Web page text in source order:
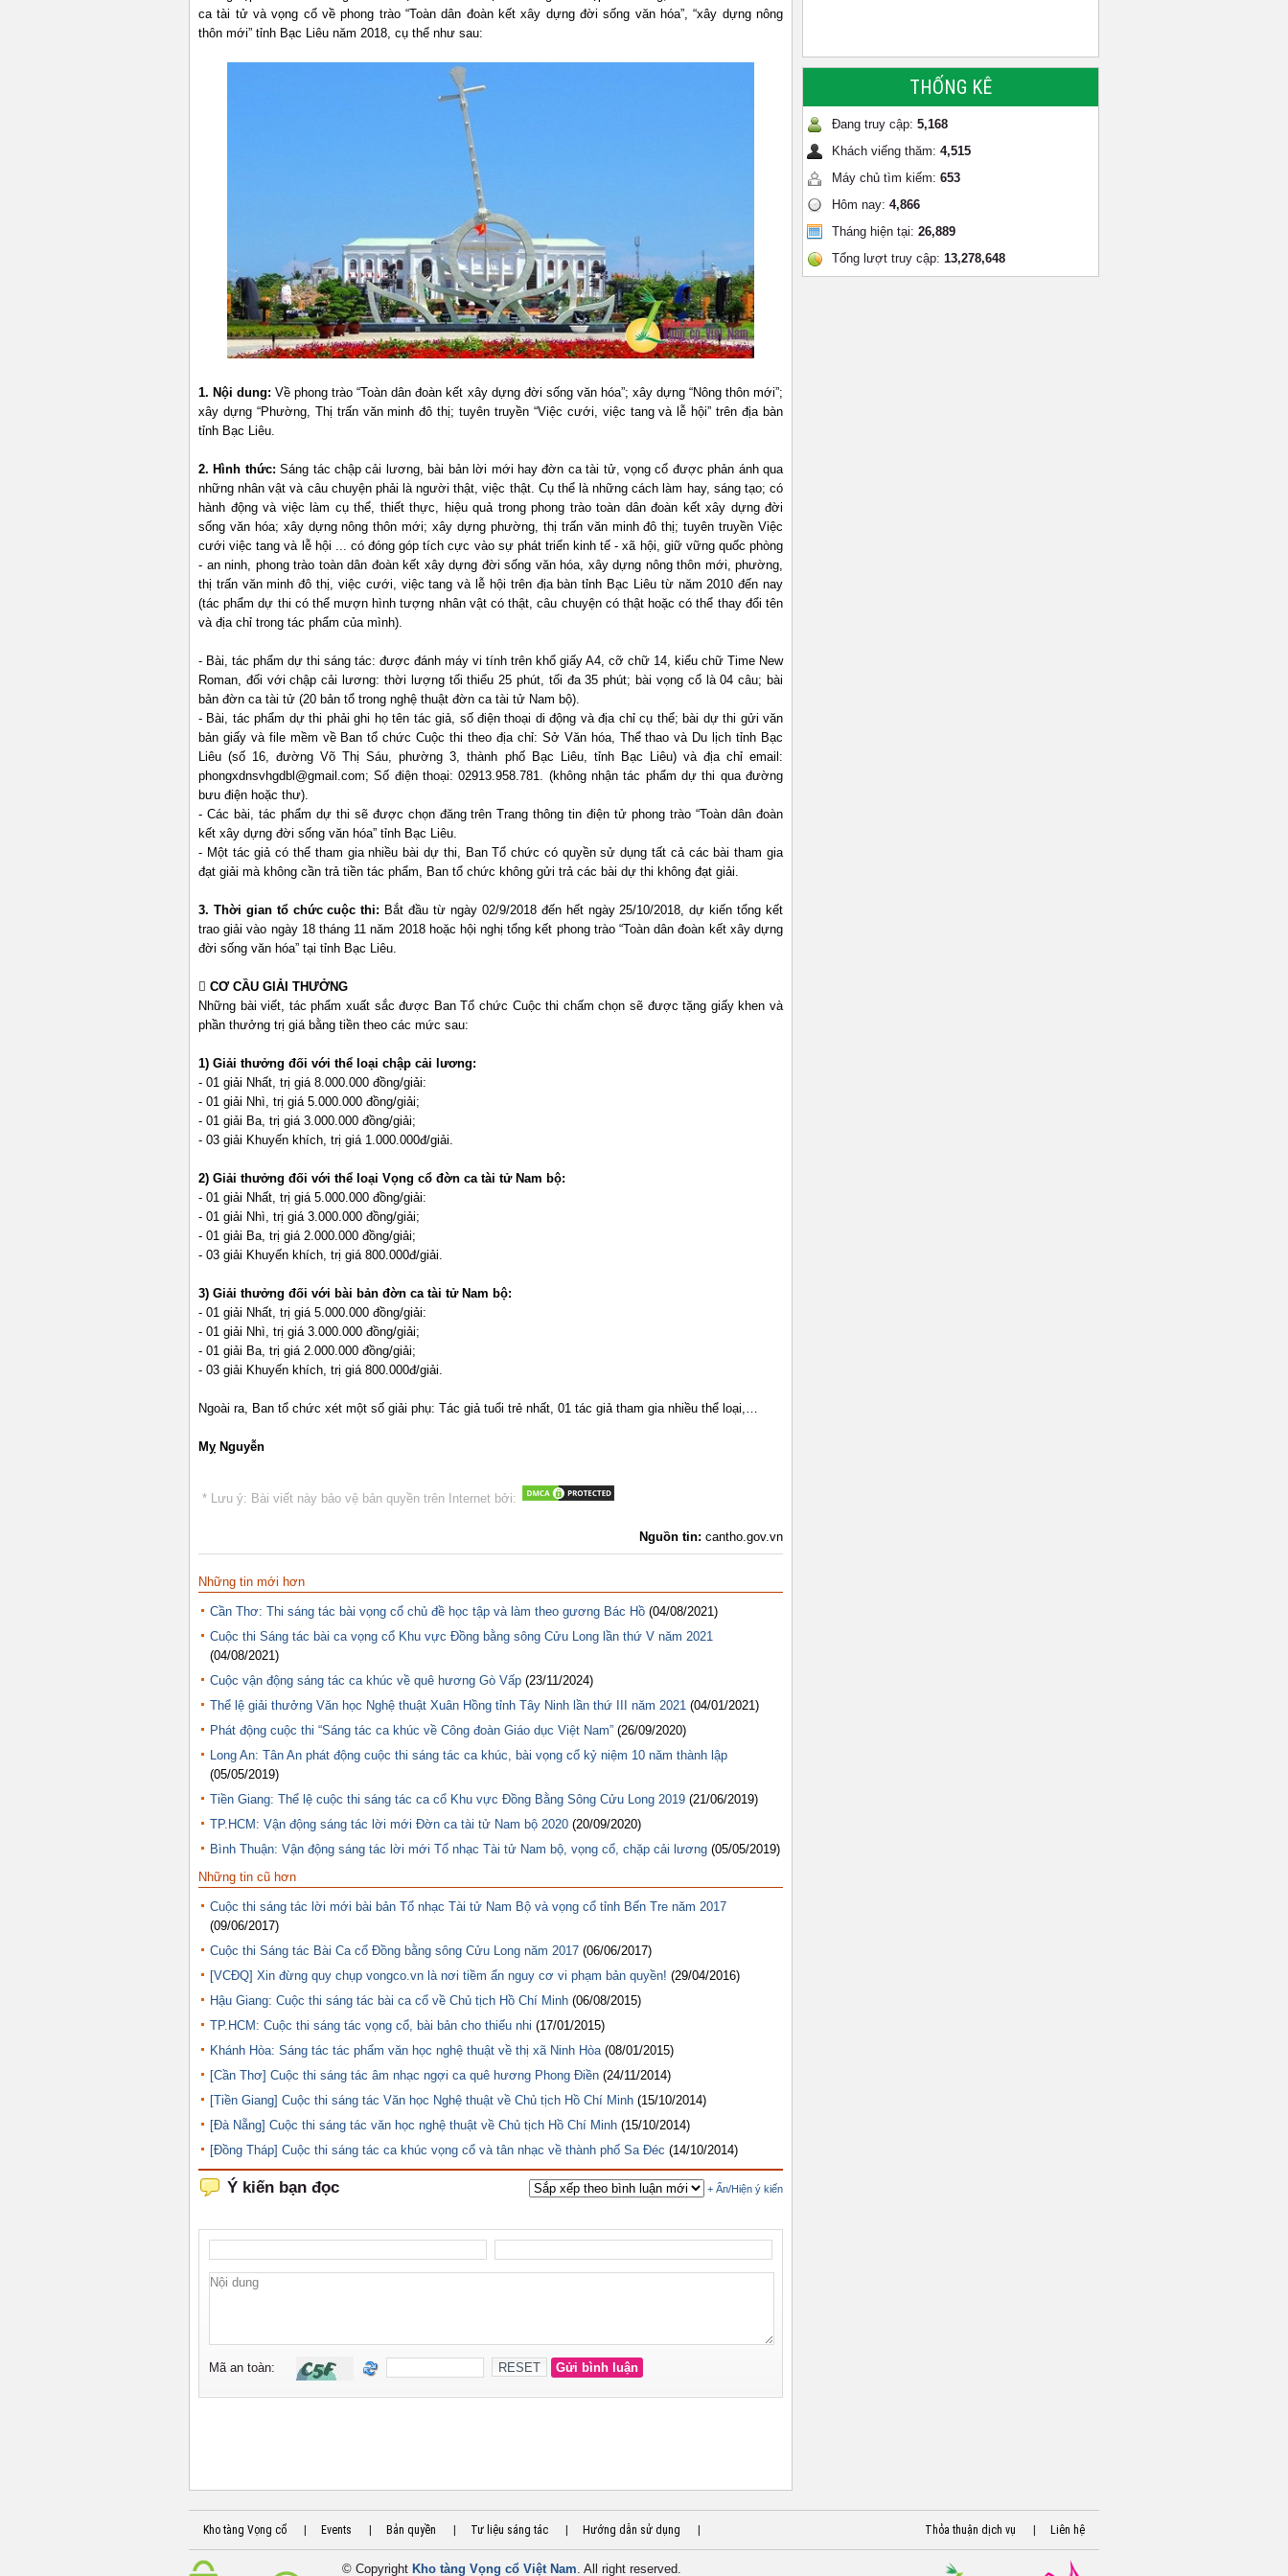
ca tài tử và vọng cổ về phong trào “Toàn dân đoàn kết xây dựng đời sống văn hóa”, “xây dựng nông
thôn mới” tỉnh Bạc Liêu năm 2018, cụ thể như sau:
1. Nội dung: Về phong trào “Toàn dân đoàn kết xây dựng đời sống văn hóa”; xây dựng “Nông thôn mới”;
xây dựng “Phường, Thị trấn văn minh đô thị; tuyên truyền “Việc cưới, việc tang và lễ hội” trên địa bàn
tỉnh Bạc Liêu.
2. Hình thức:Sáng tác chập cải lương, bài bản lời mới hay đờn ca tài tử, vọng cổ được phản ánh qua
những nhân vật và câu chuyện phải là người thật, việc thật. Cụ thể là những cách làm hay, sáng tạo; có
hành động và việc làm cụ thể, thiết thực, hiệu quả trong phong trào toàn dân đoàn kết xây dựng đời
sống văn hóa; xây dựng nông thôn mới; xây dựng phường, thị trấn văn minh đô thị; tuyên truyền Việc
cưới việc tang và lễ hội ... có đóng góp tích cực vào sự phát triển kinh tế - xã hội, giữ vững quốc phòng
- an ninh, phong trào toàn dân đoàn kết xây dựng đời sống văn hóa, xây dựng nông thôn mới, phường,
thị trấn văn minh đô thị, việc cưới, việc tang và lễ hội trên địa bàn tỉnh Bạc Liêu từ năm 2010 đến nay
(tác phẩm dự thi có thể mượn hình tượng nhân vật có thật, câu chuyện có thật hoặc có thể thay đổi tên
và địa chỉ trong tác phẩm của mình).
- Bài, tác phẩm dự thi sáng tác: được đánh máy vi tính trên khổ giấy A4, cỡ chữ 14, kiểu chữ Time New
Roman, đối với chập cải lương: thời lượng tối thiểu 25 phút, tối đa 35 phút; bài vọng cổ là 04 câu; bài
bản đờn ca tài tử (20 bản tổ trong nghệ thuật đờn ca tài tử Nam bộ).
- Bài, tác phẩm dự thi phải ghi họ tên tác giả, số điện thoại di động và địa chỉ cụ thể; bài dự thi gửi văn
bản giấy và file mềm về Ban tổ chức Cuộc thi theo địa chỉ: Sở Văn hóa, Thể thao và Du lịch tỉnh Bạc
Liêu (số 16, đường Võ Thị Sáu, phường 3, thành phố Bạc Liêu, tỉnh Bạc Liêu) và địa chỉ email:
phongxdnsvhgdbl@gmail.com; Số điện thoại: 02913.958.781. (không nhận tác phẩm dự thi qua đường
bưu điện hoặc thư).
- Các bài, tác phẩm dự thi sẽ được chọn đăng trên Trang thông tin điện tử phong trào “Toàn dân đoàn
kết xây dựng đời sống văn hóa” tỉnh Bạc Liêu.
- Một tác giả có thể tham gia nhiều bài dự thi, Ban Tổ chức có quyền sử dụng tất cả các bài tham gia
đạt giải mà không cần trả tiền tác phẩm, Ban tổ chức không gửi trả các bài dự thi không đạt giải.
3. Thời gian tổ chức cuộc thi: Bắt đầu từ ngày 02/9/2018 đến hết ngày 25/10/2018, dự kiến tổng kết
trao giải vào ngày 18 tháng 11 năm 2018 hoặc hội nghị tổng kết phong trào “Toàn dân đoàn kết xây dựng
đời sống văn hóa” tại tỉnh Bạc Liêu.
 CƠ CẦU GIẢI THƯỞNG
Những bài viết, tác phẩm xuất sắc được Ban Tổ chức Cuộc thi chấm chọn sẽ được tặng giấy khen và
phần thưởng trị giá bằng tiền theo các mức sau:
1) Giải thưởng đối với thể loại chập cải lương:
- 01 giải Nhất, trị giá 8.000.000 đồng/giải:
- 01 giải Nhì, trị giá 5.000.000 đồng/giải;
- 01 giải Ba, trị giá 3.000.000 đồng/giải;
- 03 giải Khuyến khích, trị giá 1.000.000đ/giải.
2) Giải thưởng đối với thể loại Vọng cổ đờn ca tài tử Nam bộ:
- 01 giải Nhất, trị giá 5.000.000 đồng/giải:
- 01 giải Nhì, trị giá 3.000.000 đồng/giải;
- 01 giải Ba, trị giá 2.000.000 đồng/giải;
- 03 giải Khuyến khích, trị giá 800.000đ/giải.
3) Giải thưởng đối với bài bản đờn ca tài tử Nam bộ:
- 01 giải Nhất, trị giá 5.000.000 đồng/giải:
- 01 giải Nhì, trị giá 3.000.000 đồng/giải;
- 01 giải Ba, trị giá 2.000.000 đồng/giải;
- 03 giải Khuyến khích, trị giá 800.000đ/giải.
Ngoài ra, Ban tổ chức xét một số giải phụ: Tác giả tuổi trẻ nhất, 01 tác giả tham gia nhiều thể loại,…
Mỵ Nguyễn
* Lưu ý: Bài viết này bảo vệ bản quyền trên Internet bởi:
Nguồn tin: cantho.gov.vn
Những tin mới hơn
Cần Thơ: Thi sáng tác bài vọng cổ chủ đề học tập và làm theo gương Bác Hồ (04/08/2021)
Cuộc thi Sáng tác bài ca vọng cổ Khu vực Đồng bằng sông Cửu Long lần thứ V năm 2021
(04/08/2021)
Cuộc vận động sáng tác ca khúc về quê hương Gò Vấp (23/11/2024)
Thể lệ giải thưởng Văn học Nghệ thuật Xuân Hồng tỉnh Tây Ninh lần thứ III năm 2021 (04/01/2021)
Phát động cuộc thi “Sáng tác ca khúc về Công đoàn Giáo dục Việt Nam” (26/09/2020)
Long An: Tân An phát động cuộc thi sáng tác ca khúc, bài vọng cổ kỷ niệm 10 năm thành lập
(05/05/2019)
Tiền Giang: Thể lệ cuộc thi sáng tác ca cổ Khu vực Đồng Bằng Sông Cửu Long 2019 (21/06/2019)
TP.HCM: Vận động sáng tác lời mới Đờn ca tài tử Nam bộ 2020 (20/09/2020)
Bình Thuận: Vận động sáng tác lời mới Tổ nhạc Tài tử Nam bộ, vọng cổ, chặp cải lương (05/05/2019)
Những tin cũ hơn
Cuộc thi sáng tác lời mới bài bản Tổ nhạc Tài tử Nam Bộ và vọng cổ tỉnh Bến Tre năm 2017
(09/06/2017)
Cuộc thi Sáng tác Bài Ca cổ Đồng bằng sông Cửu Long năm 2017 (06/06/2017)
[VCĐQ] Xin đừng quy chụp vongco.vn là nơi tiềm ẩn nguy cơ vi phạm bản quyền! (29/04/2016)
Hậu Giang: Cuộc thi sáng tác bài ca cổ về Chủ tịch Hồ Chí Minh (06/08/2015)
TP.HCM: Cuộc thi sáng tác vọng cổ, bài bản cho thiếu nhi (17/01/2015)
Khánh Hòa: Sáng tác tác phẩm văn học nghệ thuật về thị xã Ninh Hòa (08/01/2015)
[Cần Thơ] Cuộc thi sáng tác âm nhạc ngợi ca quê hương Phong Điền (24/11/2014)
[Tiền Giang] Cuộc thi sáng tác Văn học Nghệ thuật về Chủ tịch Hồ Chí Minh (15/10/2014)
[Đà Nẵng] Cuộc thi sáng tác văn học nghệ thuật về Chủ tịch Hồ Chí Minh (15/10/2014)
[Đồng Tháp] Cuộc thi sáng tác ca khúc vọng cổ và tân nhạc về thành phố Sa Đéc (14/10/2014)
THỐNG KÊ
Đang truy cập: 5,168
Khách viếng thăm: 4,515
Máy chủ tìm kiếm: 653
Hôm nay: 4,866
Tháng hiện tại: 26,889
Tổng lượt truy cập: 13,278,648
Kho tàng Vọng cổ Events Bản quyền Tư liệu sáng tác Hướng dẫn sử dụng Thỏa thuận dịch vụ Liên hệ
© Copyright Kho tàng Vọng cổ Việt Nam. All right reserved.